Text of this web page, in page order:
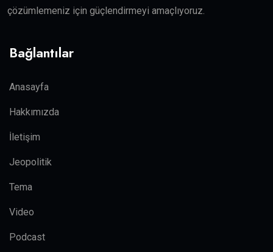
çözümlemeniz için güçlendirmeyi amaçlıyoruz.
Bağlantılar
Anasayfa
Hakkımızda
İletişim
Jeopolitik
Tema
Video
Podcast